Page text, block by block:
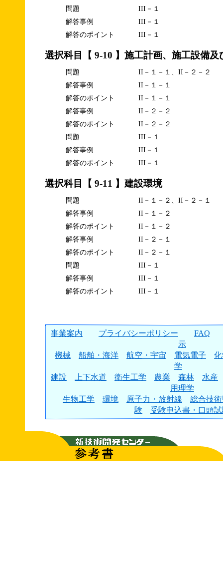
問題
III－１
解答事例
III－１
解答のポイント
III－１
選択科目【 9-10 】施工計画、施工設備及
問題
II－１－１、II－２－２
解答事例
II－１－１
解答のポイント
II－１－１
解答事例
II－２－２
解答のポイント
II－２－２
問題
III－１
解答事例
III－１
解答のポイント
III－１
選択科目【 9-11 】建設環境
問題
II－１－２、II－２－１
解答事例
II－１－２
解答のポイント
II－１－２
解答事例
II－２－１
解答のポイント
II－２－１
問題
III－１
解答事例
III－１
解答のポイント
III－１
事業案内 プライバシーポリシー
FAQ
示
機械
船舶・海洋 航空・宇宙 電気電子
学
建設
上下水道 衛生工学 農業 森林
水産
用理学
生物工学
環境 原子力・放射線
総合技
験
受験申込書・口頭